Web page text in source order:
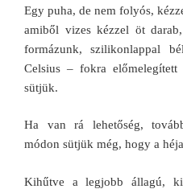
Egy puha, de nem folyós,
amiből vizes kézzel öt
formázunk, szilikonlappal
Celsius – fokra
sütjük.
Ha van rá lehetőség,
módon sütjük még, hogy a
Kihűtve a legjobb állagú,